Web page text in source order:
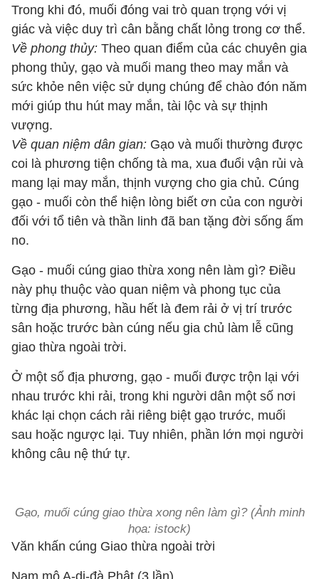
Trong khi đó, muối đóng vai trò quan trọng với vị
giác và việc duy trì cân bằng chất lỏng trong cơ thể.
Về phong thủy: Theo quan điểm của các chuyên gia
phong thủy, gạo và muối mang theo may mắn và
sức khỏe nên việc sử dụng chúng để chào đón năm
mới giúp thu hút may mắn, tài lộc và sự thịnh
vượng.
Về quan niệm dân gian: Gạo và muối thường được
coi là phương tiện chống tà ma, xua đuổi vận rủi và
mang lại may mắn, thịnh vượng cho gia chủ. Cúng
gạo - muối còn thể hiện lòng biết ơn của con người
đối với tổ tiên và thần linh đã ban tặng đời sống ấm
no.
Gạo - muối cúng giao thừa xong nên làm gì? Điều
này phụ thuộc vào quan niệm và phong tục của
từng địa phương, hầu hết là đem rải ở vị trí trước
sân hoặc trước bàn cúng nếu gia chủ làm lễ cũng
giao thừa ngoài trời.
Ở một số địa phương, gạo - muối được trộn lại với
nhau trước khi rải, trong khi người dân một số nơi
khác lại chọn cách rải riêng biệt gạo trước, muối
sau hoặc ngược lại. Tuy nhiên, phần lớn mọi người
không câu nệ thứ tự.
Gạo, muối cúng giao thừa xong nên làm gì? (Ảnh minh
họa: istock)
Văn khấn cúng Giao thừa ngoài trời
Nam mô A-di-đà Phật (3 lần)